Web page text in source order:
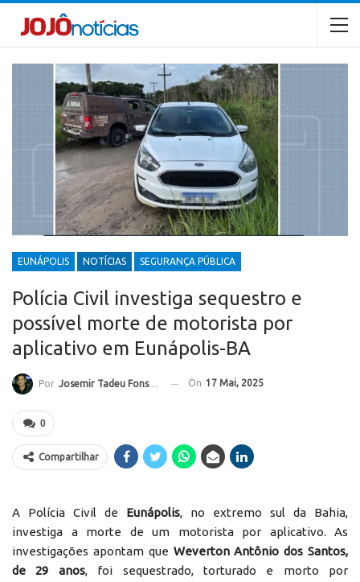
EUNÁPOLIS NOTÍCIAS SEGURANÇA PÚBLICA
Polícia Civil investiga sequestro e
possível morte de motorista por
aplicativo em Eunápolis-BA
Por Josemir Tadeu Fonseca On 17 Mai, 2025
0
Compartilhar
A Polícia Civil de Eunápolis, no extremo sul da Bahia,
investiga a morte de um motorista por aplicativo. As
investigações apontam que Weverton Antônio dos Santos,
de 29 anos, foi sequestrado, torturado e morto por